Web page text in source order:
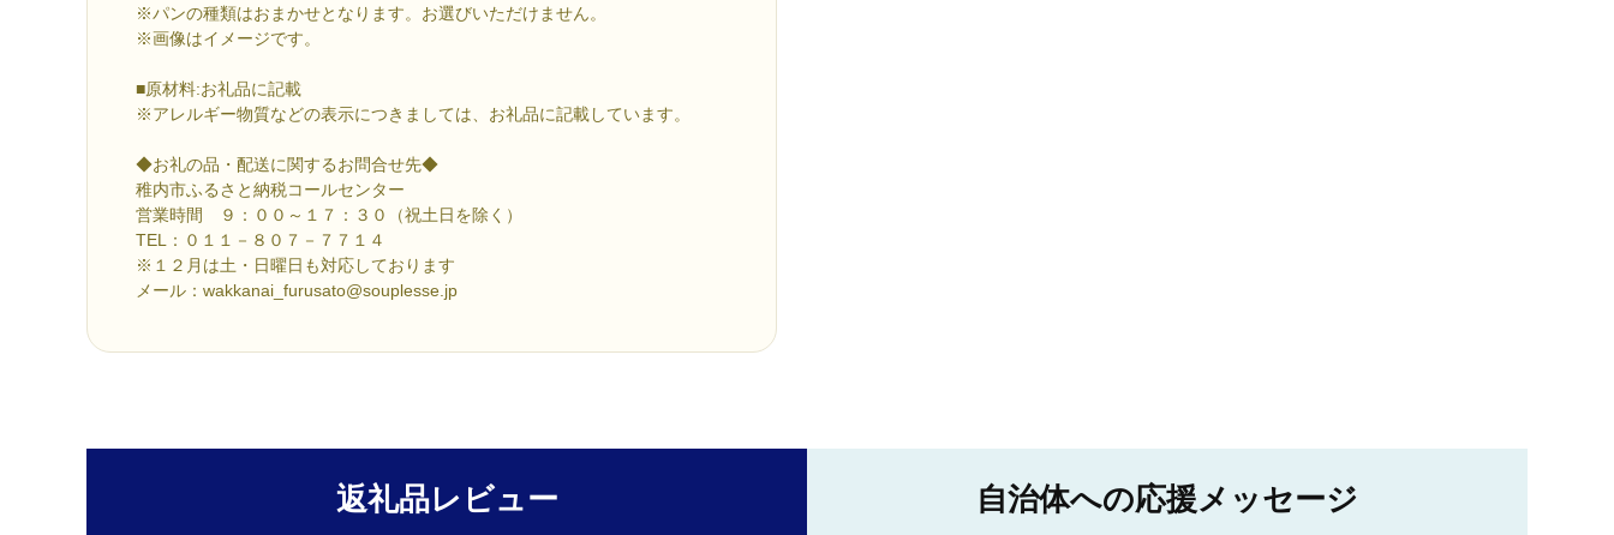
※パンの種類はおまかせとなります。お選びいただけません。
※画像はイメージです。
■原材料:お礼品に記載
※アレルギー物質などの表示につきましては、お礼品に記載しています。
◆お礼の品・配送に関するお問合せ先◆
稚内市ふるさと納税コールセンター
営業時間 ９：００～１７：３０（祝土日を除く）
TEL：０１１－８０７－７７１４
※１２月は土・日曜日も対応しております
メール：wakkanai_furusato@souplesse.jp
返礼品レビュー 自治体への応援メッセージ